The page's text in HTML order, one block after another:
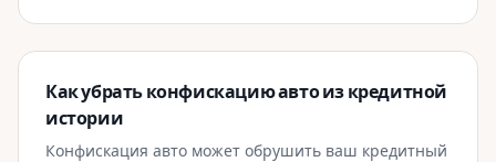
Как убрать конфискацию авто из кредитной
истории
Конфискация авто может обрушить ваш кредитный